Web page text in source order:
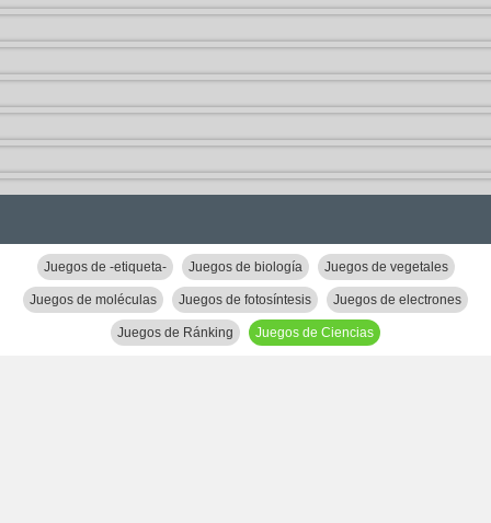
Juegos de -etiqueta- Juegos de biología Juegos de vegetales
Juegos de moléculas Juegos de fotosíntesis Juegos de electrones
Juegos de Ránking Juegos de Ciencias